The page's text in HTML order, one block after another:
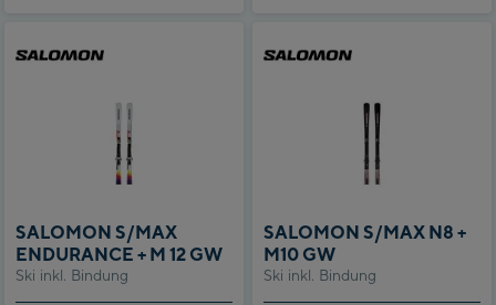
Ski inkl. Bindung
SALOMON S/MAX
ENDURANCE + M 12 GW
Ski inkl. Bindung
SALOMON S/MAX N8 +
M10 GW